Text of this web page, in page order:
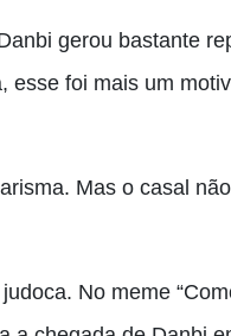
gerou bastante
esse foi mais um
Mas o casal
No meme